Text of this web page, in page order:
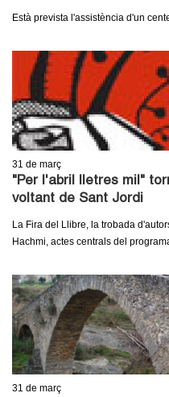
m
G
e
e
r
c
a
Està prevista l'assistència d'un
31 de març
"Per l'abril lletres mil"
voltant de Sant Jordi
La Fira del Llibre, la trobada
Hachmi, actes centrals del
31 de març